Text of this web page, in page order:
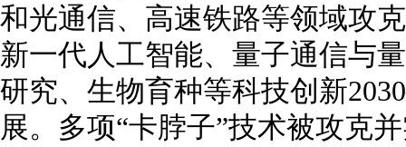
和光通信、高速铁路等领域攻
新一代人工智能、量子通信与
研究、生物育种等科技创新
展。多项“卡脖子”技术被攻克